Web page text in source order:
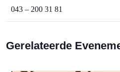
043 – 200 31 81
Gerelateerde